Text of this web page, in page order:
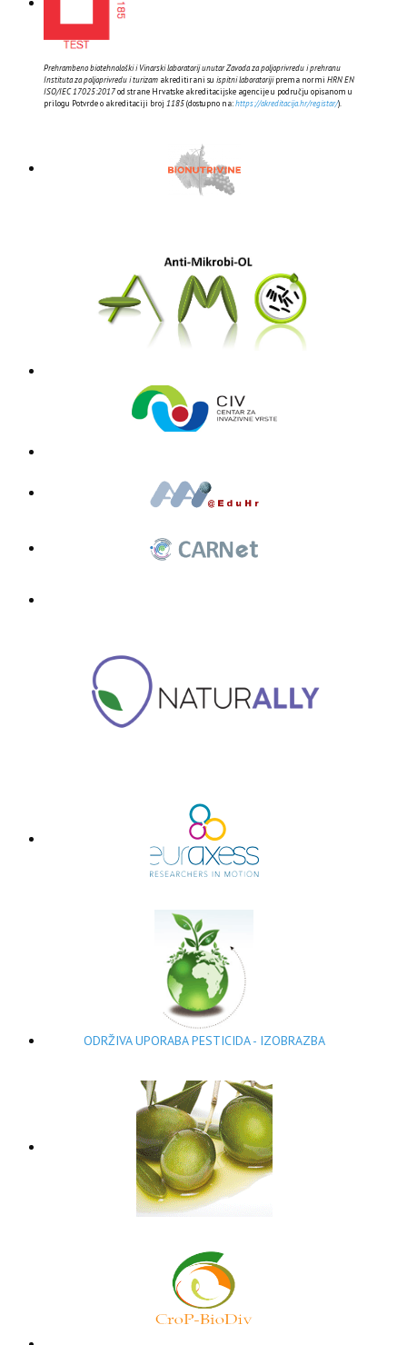
Prehrambeno biotehnološki i Vinarski laboratorij unutar Zavoda za poljoprivredu i prehranu
Instituta za poljoprivredu i turizam akreditirani su ispitni laboratorijiprema normi HRN EN
ISO/IEC 17025:2017od strane Hrvatske akreditacijske agencije u području opisanom u
prilogu Potvrde o akreditaciji broj 1185(dostupno na:https://akreditacija.hr/registar/).
ODRŽIVA UPORABA PESTICIDA - IZOBRAZBA